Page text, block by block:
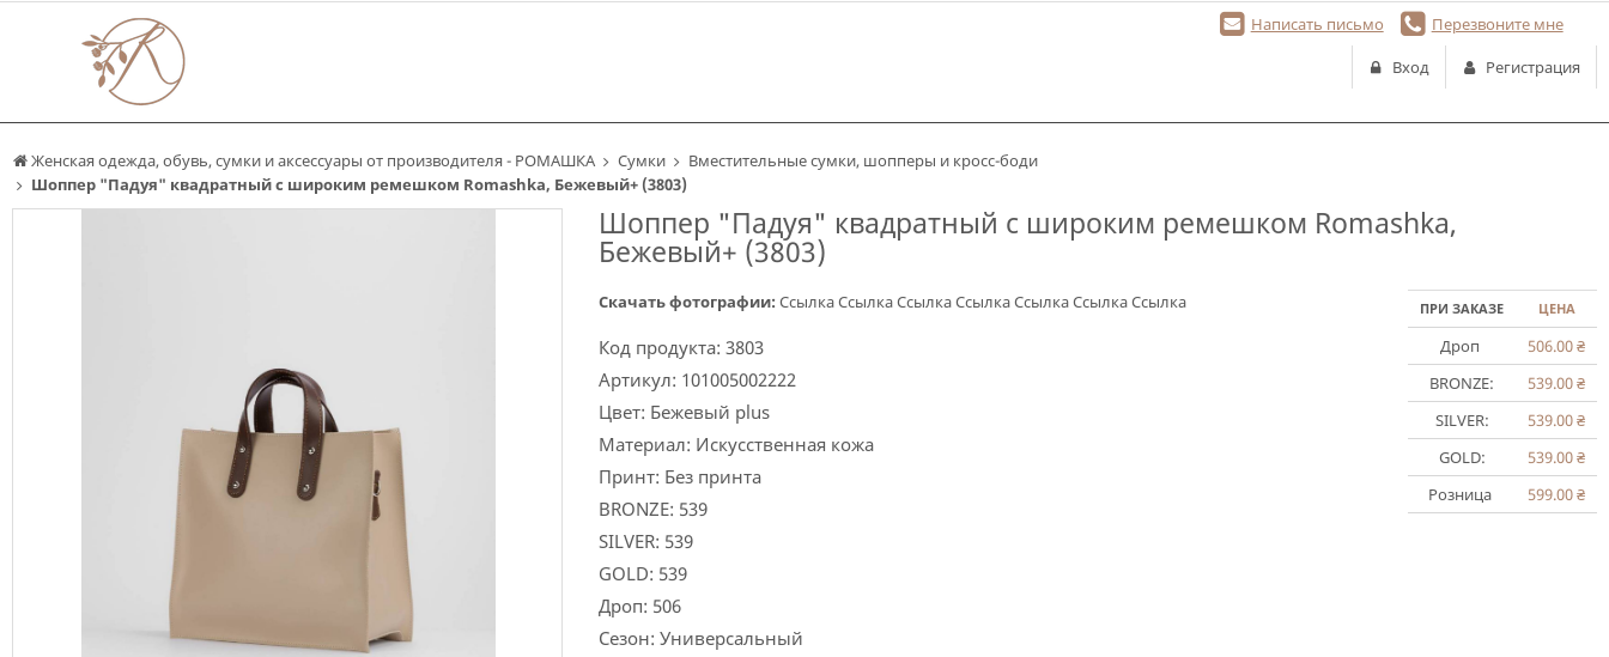
Женская одежда, обувь, сумки и аксессуары от производителя - РОМАШКА Сумки
Вместительные сумки, шопперы и кросс-боди
Шоппер "Падуя" квадратный с широким ремешком Romashka, Бежевый+ (3803)
Шоппер "Падуя" квадратный с широким ремешком Romashka,
Бежевый+ (3803)
ПРИ ЗАКАЗЕ ЦЕНА
Дроп 506.00₴
BRONZE:
539.00₴
SILVER:
539.00₴
GOLD:
539.00₴
Розница
599.00₴
Скачать фотографии: СсылкаСсылкаСсылкаСсылкаСсылкаСсылкаСсылка
Код продукта: 3803
Артикул: 101005002222
Цвет: Бежевый plus
Материал: Искусственная кожа
Принт: Без принта
BRONZE: 539
SILVER: 539
GOLD: 539
Дроп: 506
Сезон: Универсальный
Написать письмо Перезвоните мне
Вход Регистрация